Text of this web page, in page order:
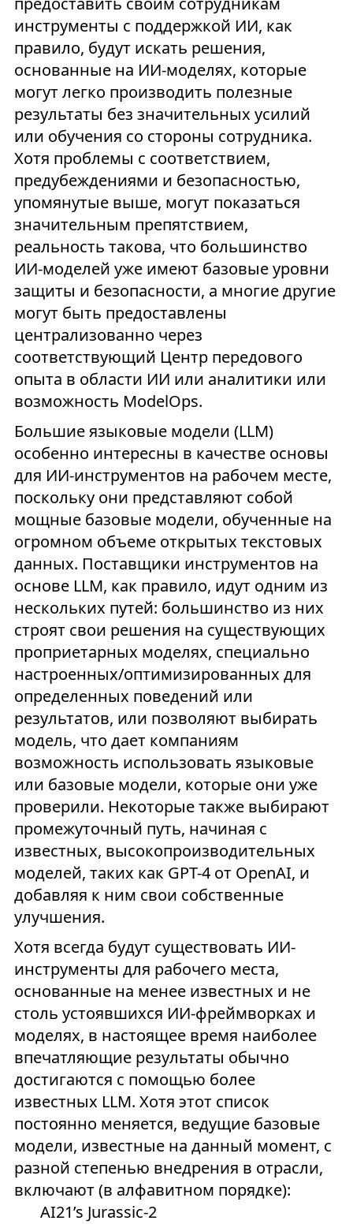
инструменты с поддержкой ИИ, как
правило, будут искать решения,
основанные на ИИ-моделях, которые
могут легко производить полезные
результаты без значительных усилий
или обучения со стороны сотрудника.
Хотя проблемы с соответствием,
предубеждениями и безопасностью,
упомянутые выше, могут показаться
значительным препятствием,
реальность такова, что большинство
ИИ-моделей уже имеют базовые уровни
защиты и безопасности, а многие другие
могут быть предоставлены
централизованно через
соответствующий Центр передового
опыта в области ИИ или аналитики или
возможность ModelOps.
Большие языковые модели (LLM)
особенно интересны в качестве основы
для ИИ-инструментов на рабочем месте,
поскольку они представляют собой
мощные базовые модели, обученные на
огромном объеме открытых текстовых
данных. Поставщики инструментов на
основе LLM, как правило, идут одним из
нескольких путей: большинство из них
строят свои решения на существующих
проприетарных моделях, специально
настроенных/оптимизированных для
определенных поведений или
результатов, или позволяют выбирать
модель, что дает компаниям
возможность использовать языковые
или базовые модели, которые они уже
проверили. Некоторые также выбирают
промежуточный путь, начиная с
известных, высокопроизводительных
моделей, таких как GPT-4 от OpenAI, и
добавляя к ним свои собственные
улучшения.
Хотя всегда будут существовать ИИ-
инструменты для рабочего места,
основанные на менее известных и не
столь устоявшихся ИИ-фреймворках и
моделях, в настоящее время наиболее
впечатляющие результаты обычно
достигаются с помощью более
известных LLM. Хотя этот список
постоянно меняется, ведущие базовые
модели, известные на данный момент, с
разной степенью внедрения в отрасли,
включают (в алфавитном порядке):
AI21’s Jurassic-2